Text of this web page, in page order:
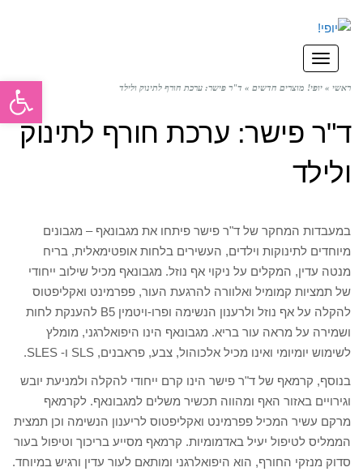
תפריט
ראשי » יופי! מוצרים חדשים » ד"ר פישר: ערכת חורף לתינוק ולילד
ד"ר פישר: ערכת חורף לתינוק
ולילד
במעבדות המחקר של ד"ר פישר פיתחו את מגבונאף – מגבונים
מיוחדים לתינוקות וילדים, העשירים בלחות אופטימאלית, בריח
מנטה עדין, המקלים על ניקוי אף נוזל. מגבונאף מכיל שילוב ייחודי
של תמציות קמומיל ואלוורה להרגעת העור, פפרמינט ואקליפטוס
להקלה על אף נוזל ולרענון הנשימה ופרו-ויטמין B5 להענקת לחות
ושמירה על מראה עור בריא. מגבונאף הינו היפואלרגני, מומלץ
לשימוש יומיומי ואינו מכיל אלכוהול, צבע, פראבנים, SLS ו- SLES.
בנוסף, קרמאף של ד"ר פישר הינו קרם ייחודי להקלה ולמניעת יובש
וגירויים באזור האף ומהווה תכשיר משלים למגבונאף. לקרמאף
מרקם עשיר המכיל פפרמינט ואקליפטוס לריענון הנשימה וכן תמצית
הממליס לטיפול יעיל באדמומיות. קרמאף מסייע בריכוך וטיפול בעור
סדוק מנזקי החורף, הוא היפואלרגני ומותאם לעור עדין ורגיש במיוחד.
פתח